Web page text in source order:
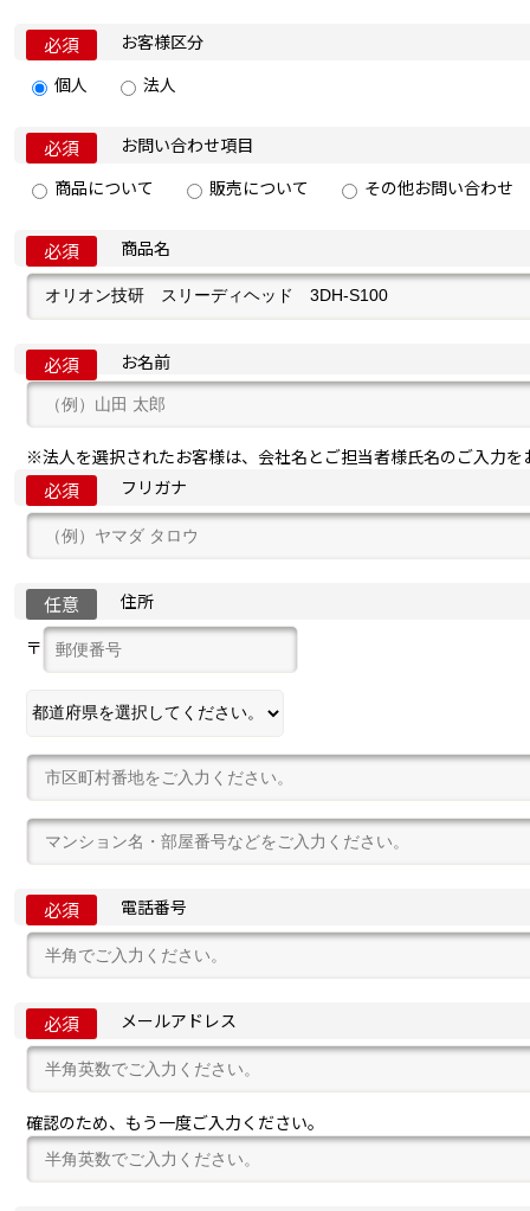
必須
お客様区分
個人
法人
必須
お問い合わせ項目
商品について
販売について その他お問い合わせ
必須 商品名
必須 お名前
※法人を選択されたお客様は、会社名とご担当者様氏名のご入力を
必須 フリガナ
任意
住所
〒
必須 電話番号
必須 メールアドレス
確認のため、もう一度ご入力ください。